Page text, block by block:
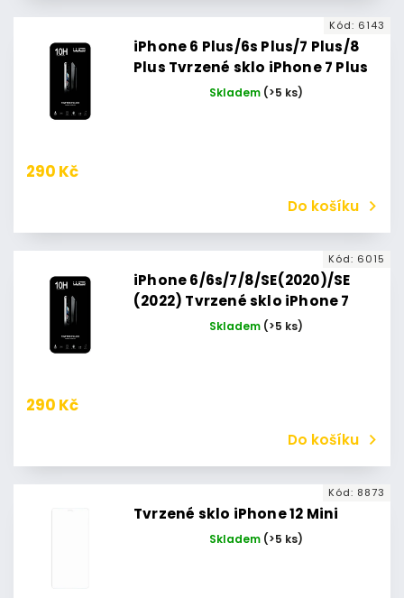
iPhone 6 Plus/6s Plus/7 Plus/8
Plus Tvrzené sklo iPhone 7 Plus
Skladem (>5 ks)
290 Kč
Do košíku
Kód: 6143
iPhone 6/6s/7/8/SE(2020)/SE
(2022) Tvrzené sklo iPhone 7
Skladem (>5 ks)
290 Kč
Do košíku
Kód: 6015
Tvrzené sklo iPhone 12 Mini
Skladem (>5 ks)
Kód: 8873